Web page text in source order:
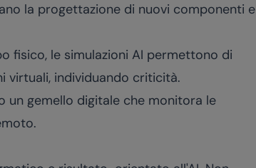
la progettazione di nuovi componenti e
fisico, le simulazioni AI permettono di
virtuali, individuando criticità.
un gemello digitale che monitora le